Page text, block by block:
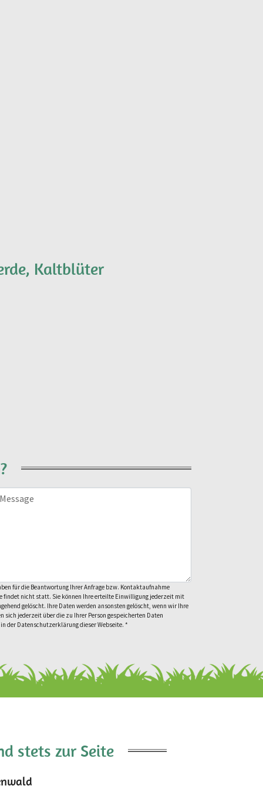
Kaltblüter
für die Beantwortung Ihrer Anfrage bzw. Kontaktaufnahme
findet nicht statt. Sie können Ihre erteilte Einwilligung jederzeit mit
gelöscht. Ihre Daten werden ansonsten gelöscht, wenn wir Ihre
sich jederzeit über die zu Ihrer Person gespeicherten Daten
der Datenschutzerklärung dieser Webseite. *
stets zur Seite